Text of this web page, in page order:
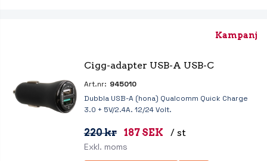
Kampanj
Cigg-adapter USB-A USB-C
Art.nr: 945010
Dubbla USB-A (hona) Qualcomm Quick Charge
3.0 + 5V/2.4A. 12/24 Volt.
220 kr 187 SEK / st
Exkl. moms